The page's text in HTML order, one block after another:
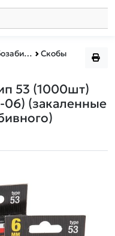
Скобы
53 (1000шт)
06) (закаленные